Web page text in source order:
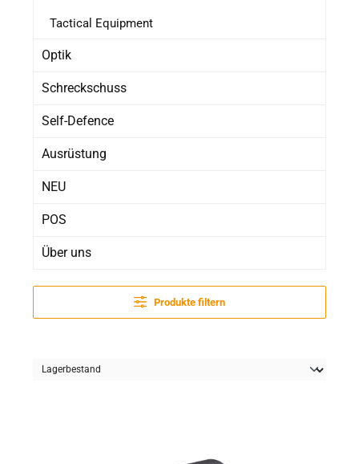
Tactical Equipment
Optik
Schreckschuss
Self-Defence
Ausrüstung
NEU
POS
Über uns
Produkte filtern